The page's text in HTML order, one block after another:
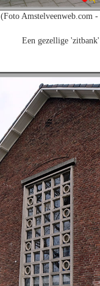
(Foto Amstelveenweb.com -
Een gezellige 'zitbank'